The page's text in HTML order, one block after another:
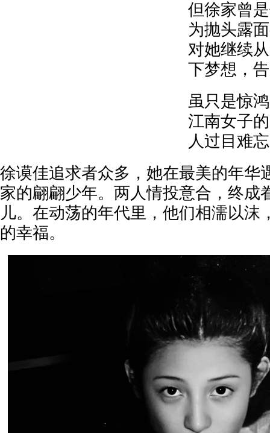
但徐家曾
为抛头露
对她继续
下梦想，
虽只是惊
江南女子
人过目难
徐谟佳追求者众多，她在最美的年华
家的翩翩少年。两人情投意合，终成
儿。在动荡的年代里，他们相濡以沫
的幸福。